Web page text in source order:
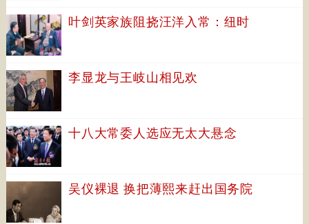
叶剑英家族阻挠汪洋入常：纽时
李显龙与王岐山相见欢
十八大常委人选应无太大悬念
吴仪裸退 换把薄熙来赶出国务院